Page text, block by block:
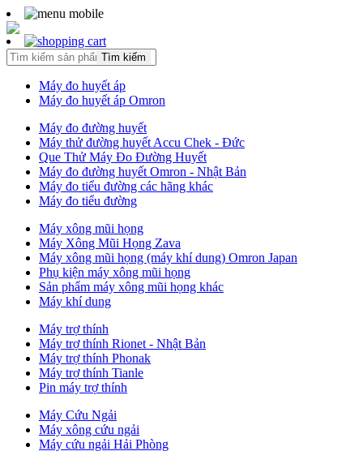
Tìm kiếm
Máy đo huyết áp
Máy đo huyết áp Omron
Máy đo đường huyết
Máy thử đường huyết Accu Chek - Đức
Que Thử Máy Đo Đường Huyết
Máy đo đường huyết Omron - Nhật Bản
Máy đo tiểu đường các hãng khác
Máy đo tiểu đường
Máy xông mũi họng
Máy Xông Mũi Họng Zava
Máy xông mũi họng (máy khí dung) Omron Japan
Phụ kiện máy xông mũi họng
Sản phẩm máy xông mũi họng khác
Máy khí dung
Máy trợ thính
Máy trợ thính Rionet - Nhật Bản
Máy trợ thính Phonak
Máy trợ thính Tianle
Pin máy trợ thính
Máy Cứu Ngải
Máy xông cứu ngải
Máy cứu ngải Hải Phòng